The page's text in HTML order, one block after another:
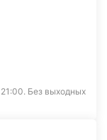
Без выходных